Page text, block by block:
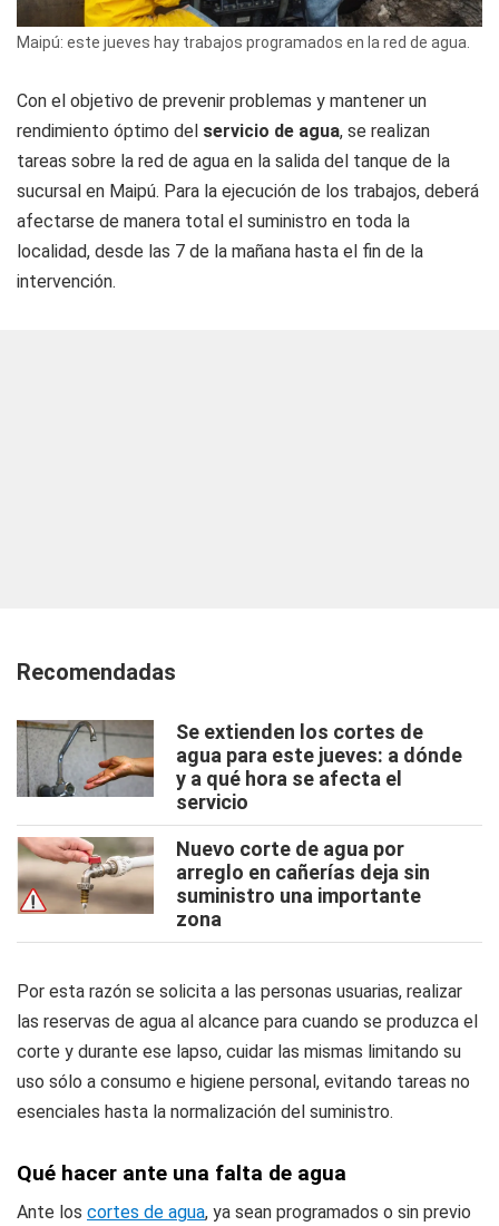
Maipú: este jueves hay trabajos programados en la red de agua.
Con el objetivo de prevenir problemas y mantener un
rendimiento óptimo del servicio de agua, se realizan
tareas sobre la red de agua en la salida del tanque de la
sucursal en Maipú. Para la ejecución de los trabajos, deberá
afectarse de manera total el suministro en toda la
localidad, desde las 7 de la mañana hasta el fin de la
intervención.
Recomendadas
Se extienden los cortes de
agua para este jueves: a dónde
y a qué hora se afecta el
servicio
Nuevo corte de agua por
arreglo en cañerías deja sin
suministro una importante
zona
Por esta razón se solicita a las personas usuarias, realizar
las reservas de agua al alcance para cuando se produzca el
corte y durante ese lapso, cuidar las mismas limitando su
uso sólo a consumo e higiene personal, evitando tareas no
esenciales hasta la normalización del suministro.
Qué hacer ante una falta de agua
Ante los cortes de agua, ya sean programados o sin previo